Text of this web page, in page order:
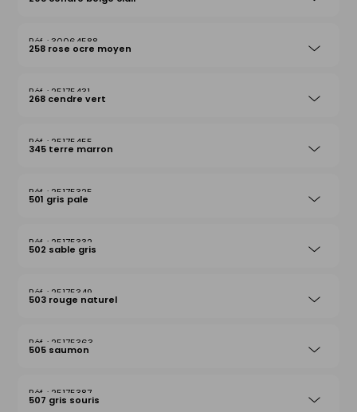
30064588
258 rose ocre moyen
25175431
268 cendre vert
25175455
345 terre marron
25175325
501 gris pale
25175332
502 sable gris
25175349
503 rouge naturel
25175363
505 saumon
25175387
507 gris souris